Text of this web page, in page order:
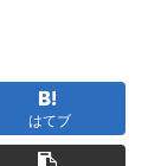
はてブ